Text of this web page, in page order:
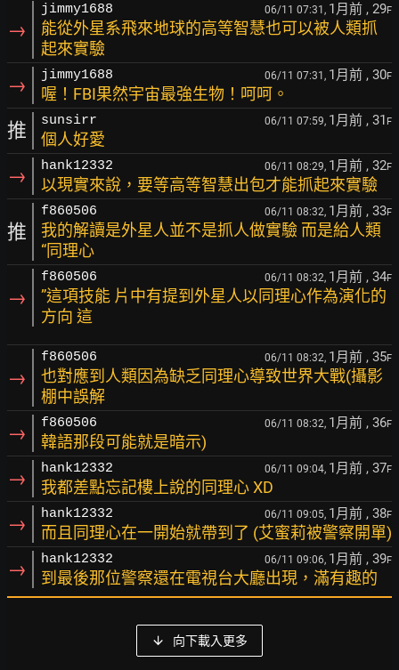
→
jimmy1688 06/11 07:31, 1月前 , 29F
能從外星系飛來地球的高等智慧也可以被人類抓
起來實驗
→ jimmy1688 06/11 07:31, 1月前 , 30F
喔！FBI果然宇宙最強生物！呵呵。
推 sunsirr 06/11 07:59, 1月前 , 31 F
個人好愛
→ hank12332 06/11 08:29, 1月前 , 32F
以現實來說，要等高等智慧出包才能抓起來實驗
推
f860506 06/11 08:32, 1月前 , 33F
我的解讀是外星人並不是抓人做實驗 而是給人類
“同理心
→
f860506 06/11 08:32, 1月前 , 34F
”這項技能 片中有提到外星人以同理心作為演化的
方向 這
→
f860506 06/11 08:32, 1月前 , 35F
也對應到人類因為缺乏同理心導致世界大戰(攝影
棚中誤解
→ f860506 06/11 08:32, 1月前 , 36F
韓語那段可能就是暗示)
→ hank12332 06/11 09:04, 1月前 , 37F
我都差點忘記樓上說的同理心 XD
→ hank12332 06/11 09:05, 1月前 , 38F
而且同理心在一開始就帶到了 (艾蜜莉被警察開單)
→ hank12332 06/11 09:06, 1月前 , 39F
到最後那位警察還在電視台大廳出現，滿有趣的
向下載入更多